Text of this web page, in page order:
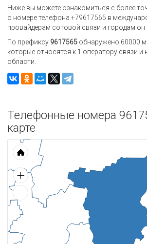
Ниже вы можете ознакомиться с более
о номере телефона +79617565 в
провайдерам сотовой связи и городам он
По префиксу 9617565 обнаружено 60000
которые относятся к 1 оператору связи и
области.
Телефонные номера
карте